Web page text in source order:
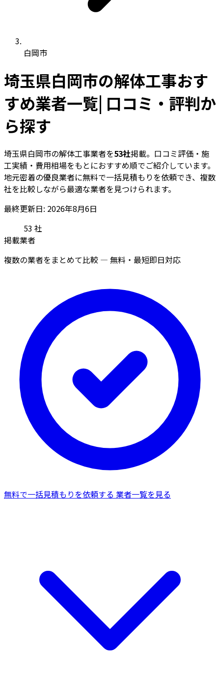
白岡市
埼玉県白岡市の解体工事おす
すめ業者一覧| 口コミ・評判か
ら探す
埼玉県白岡市の解体工事業者を53社掲載。口コミ評価・施
工実績・費用相場をもとにおすすめ順でご紹介しています。
地元密着の優良業者に無料で一括見積もりを依頼でき、複数
社を比較しながら最適な業者を見つけられます。
最終更新日: 2026年8月6日
53 社
掲載業者
複数の業者をまとめて比較 — 無料・最短即日対応
無料で一括見積もりを依頼する 業者一覧を見る